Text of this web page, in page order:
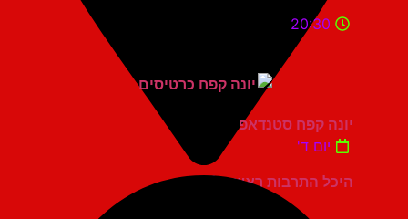
היכל התרבות ראשון לציון
20:30
יונה קפח סטנדאפ
יום ד'